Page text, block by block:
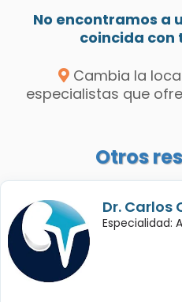
No encontramos a
coincida con
Cambia la
especialistas que
Otros
Dr. Carlos
Especialidad: